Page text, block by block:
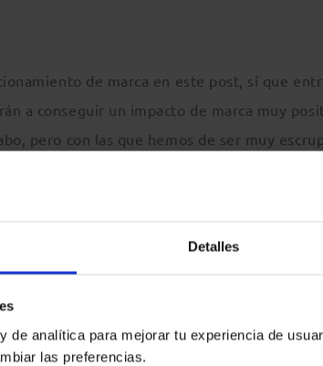
Detalles
de analítica para mejorar tu experiencia de
las preferencias.
de marca en este post, sí que
a conseguir un impacto de marca muy
pero con las que hemos de ser muy
por la puerta. La recepción
le dé en recepción marcará en gran
café, agua, un saludo amable. Que se
nos preocupamos porque se sientan
tenemos que tratar a nuestro cliente.